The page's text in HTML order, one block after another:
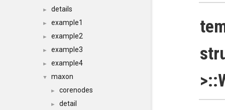
► details
► example1
► example2
► example3
► example4
▼ maxon
► corenodes
► detail